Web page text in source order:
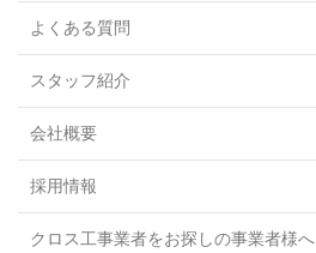
よくある質問
スタッフ紹介
会社概要
採用情報
クロス工事業者をお探しの事業者様へ